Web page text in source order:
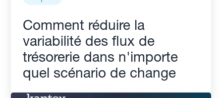
Comment réduire la
variabilité des flux de
trésorerie dans n'importe
quel scénario de change